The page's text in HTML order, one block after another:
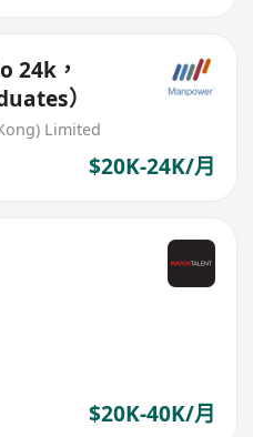
24k，
）
Limited
$20K-24K/月
$20K-40K/月